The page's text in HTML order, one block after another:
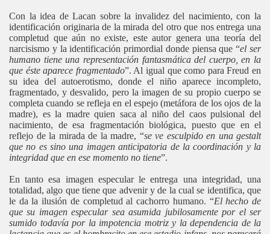
Con la idea de Lacan sobre la invalidez del nacimiento, con la
identificación originaria de la mirada del otro que nos entrega una
completud que aún no existe, este autor genera una teoría del
narcisismo y la identificación primordial donde piensa que “el ser
humano tiene una representación fantasmática del cuerpo, en la
que éste aparece fragmentado”. Al igual que como para Freud en
su idea del autoerotismo, donde el niño aparece incompleto,
fragmentado, y desvalido, pero la imagen de su propio cuerpo se
completa cuando se refleja en el espejo (metáfora de los ojos de la
madre), es la madre quien saca al niño del caos pulsional del
nacimiento, de esa fragmentación biológica, puesto que en el
reflejo de la mirada de la madre, “se ve esculpido en una gestalt
que no es sino una imagen anticipatoria de la coordinación y la
integridad que en ese momento no tiene”.
En tanto esa imagen especular le entrega una integridad, una
totalidad, algo que tiene que advenir y de la cual se identifica, que
le da la ilusión de completud al cachorro humano. “El hecho de
que su imagen especular sea asumida jubilosamente por el ser
sumido todavía por la impotencia motriz y la dependencia de la